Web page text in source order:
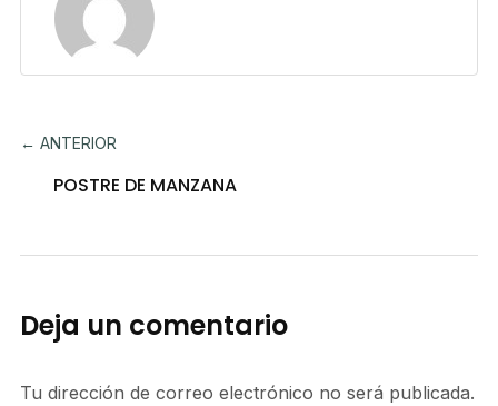
← ANTERIOR
POSTRE DE MANZANA
Deja un comentario
Tu dirección de correo electrónico no será publicada.